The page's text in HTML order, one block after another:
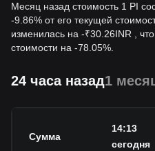
Месяц назад стоимость 1 PI
-9.86% от его текущей
изменилась на -₹30.26INR ,
стоимости на -78.05%.
24 часа назад1
Сумма
14:13
сегодня